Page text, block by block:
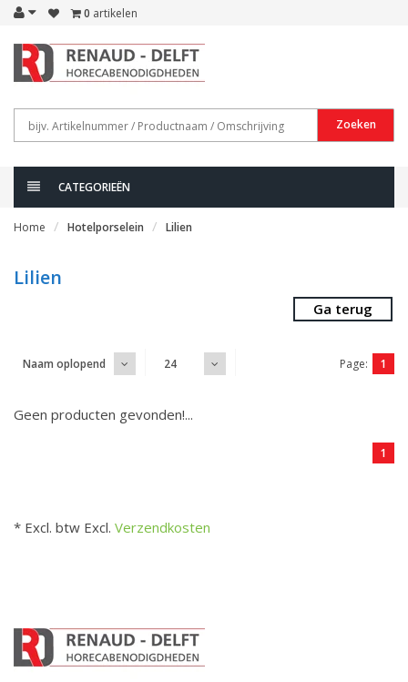
0 artikelen
Zoeken
CATEGORIEËN
Home Hotelporselein Lilien
Lilien
Ga terug
Naam oplopend 24 Page: 1
Geen producten gevonden!...
1
* Excl. btw Excl. Verzendkosten